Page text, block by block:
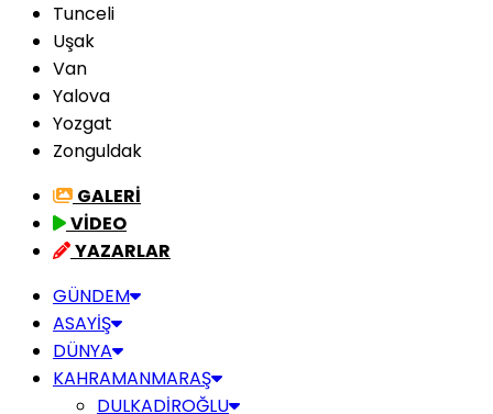
Tunceli
Uşak
Van
Yalova
Yozgat
Zonguldak
GALERİ
VİDEO
YAZARLAR
GÜNDEM
ASAYİŞ
DÜNYA
KAHRAMANMARAŞ
DULKADİROĞLU